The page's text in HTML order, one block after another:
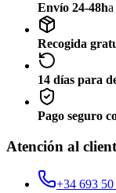
Envío 24-48h
Recogida
14 días para
Pago seguro
Atención al
+34 693